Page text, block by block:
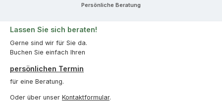
Persönliche Beratung
Lassen Sie sich beraten!
Gerne sind wir für Sie da.
Buchen Sie einfach Ihren
persönlichen Termin
für eine Beratung.
Oder über unser Kontaktformular.